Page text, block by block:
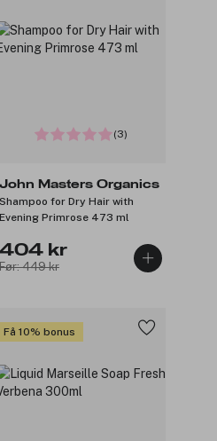
(3)
John Masters Organics
Shampoo for Dry Hair with
Evening Primrose 473 ml
404 kr
Før: 449 kr
Få 10% bonus